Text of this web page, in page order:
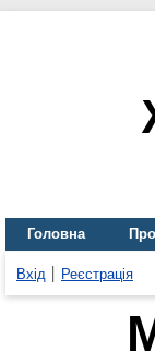
Головна
Вхід Реєстрація